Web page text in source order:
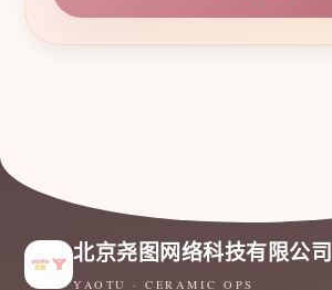
北京尧图网络科技有限公司
YAOTU · CERAMIC OPS